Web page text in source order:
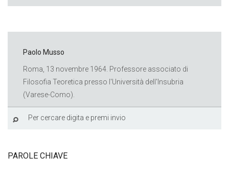
Paolo Musso
Roma, 13 novembre 1964. Professore associato di
Filosofia Teoretica presso l'Università dell'Insubria
(Varese-Como).
PAROLE CHIAVE